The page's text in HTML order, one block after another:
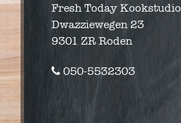
Fresh Today Kookstudio
Dwazziewegen 23
9301 ZR Roden
050-5532303